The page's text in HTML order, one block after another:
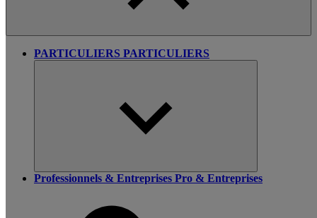
PARTICULIERS PARTICULIERS
Professionnels & Entreprises Pro & Entreprises